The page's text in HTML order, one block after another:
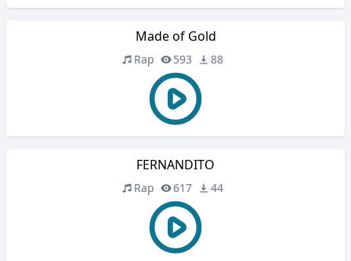
Made of Gold
Rap 593 88
FERNANDITO
Rap 617 44